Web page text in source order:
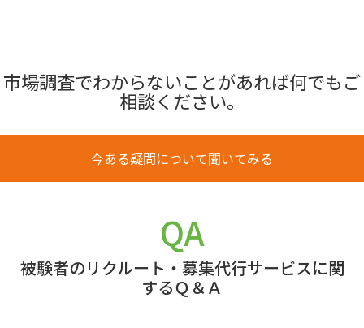
市場調査でわからないことがあれば何でもご
相談ください。
今ある疑問について聞いてみる
QA
被験者のリクルート・募集代行サービスに関
するＱ＆Ａ